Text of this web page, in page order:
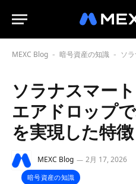
MEXC Blog - 暗号資産の知識 - ソラナ
ソラナスマー
エアドロップ
を実現した特
MEXC Blog 2月 17, 2026
暗号資産の知識